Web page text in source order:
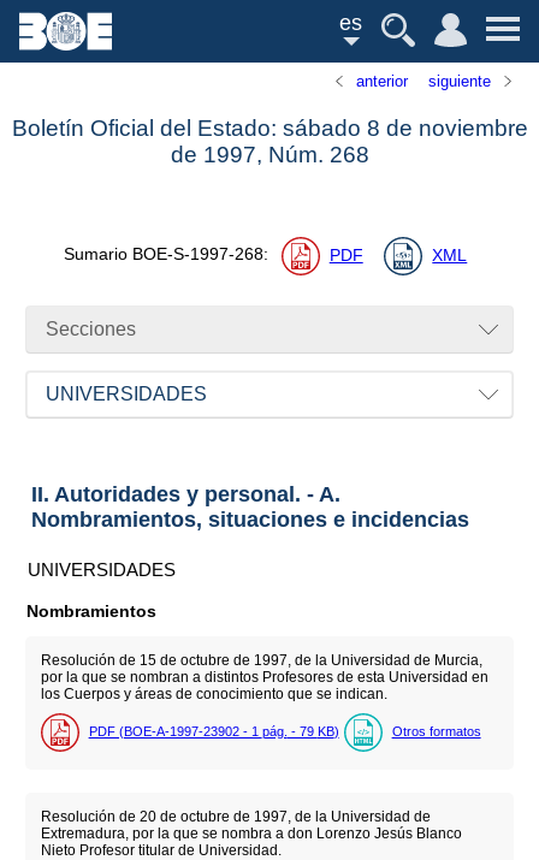
es
anterior siguiente
Boletín Oficial del Estado: sábado 8 de noviembre
de 1997, Núm. 268
Sumario BOE-S-1997-268: PDF XML
Secciones
UNIVERSIDADES
II. Autoridades y personal. - A.
Nombramientos, situaciones e incidencias
UNIVERSIDADES
Nombramientos
Resolución de 15 de octubre de 1997, de la Universidad de Murcia,
por la que se nombran a distintos Profesores de esta Universidad en
los Cuerpos y áreas de conocimiento que se indican.
PDF (BOE-A-1997-23902 - 1 pág. - 79 KB) Otros formatos
Resolución de 20 de octubre de 1997, de la Universidad de
Extremadura, por la que se nombra a don Lorenzo Jesús Blanco
Nieto Profesor titular de Universidad.